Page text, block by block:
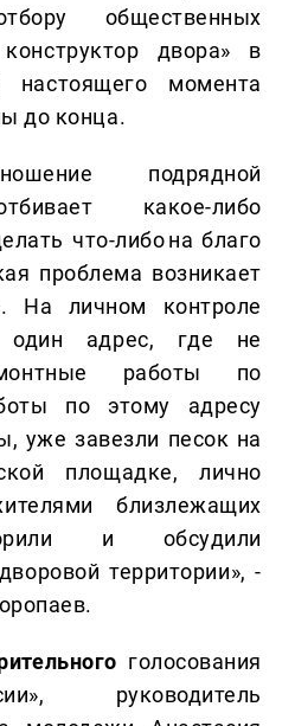
общественных
двора» в
момента
до конца.
подрядной
какое-либо
что-либо на благо
проблема возникает
На личном контроле
адрес, где не
работы по
по этому адресу
уже завезли песок на
площадке, лично
близлежащих
и обсудили
территории», -
голосования
руководитель